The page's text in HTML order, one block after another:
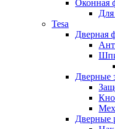
Оконная
Tesa
Дверная
Дверные
Дверные